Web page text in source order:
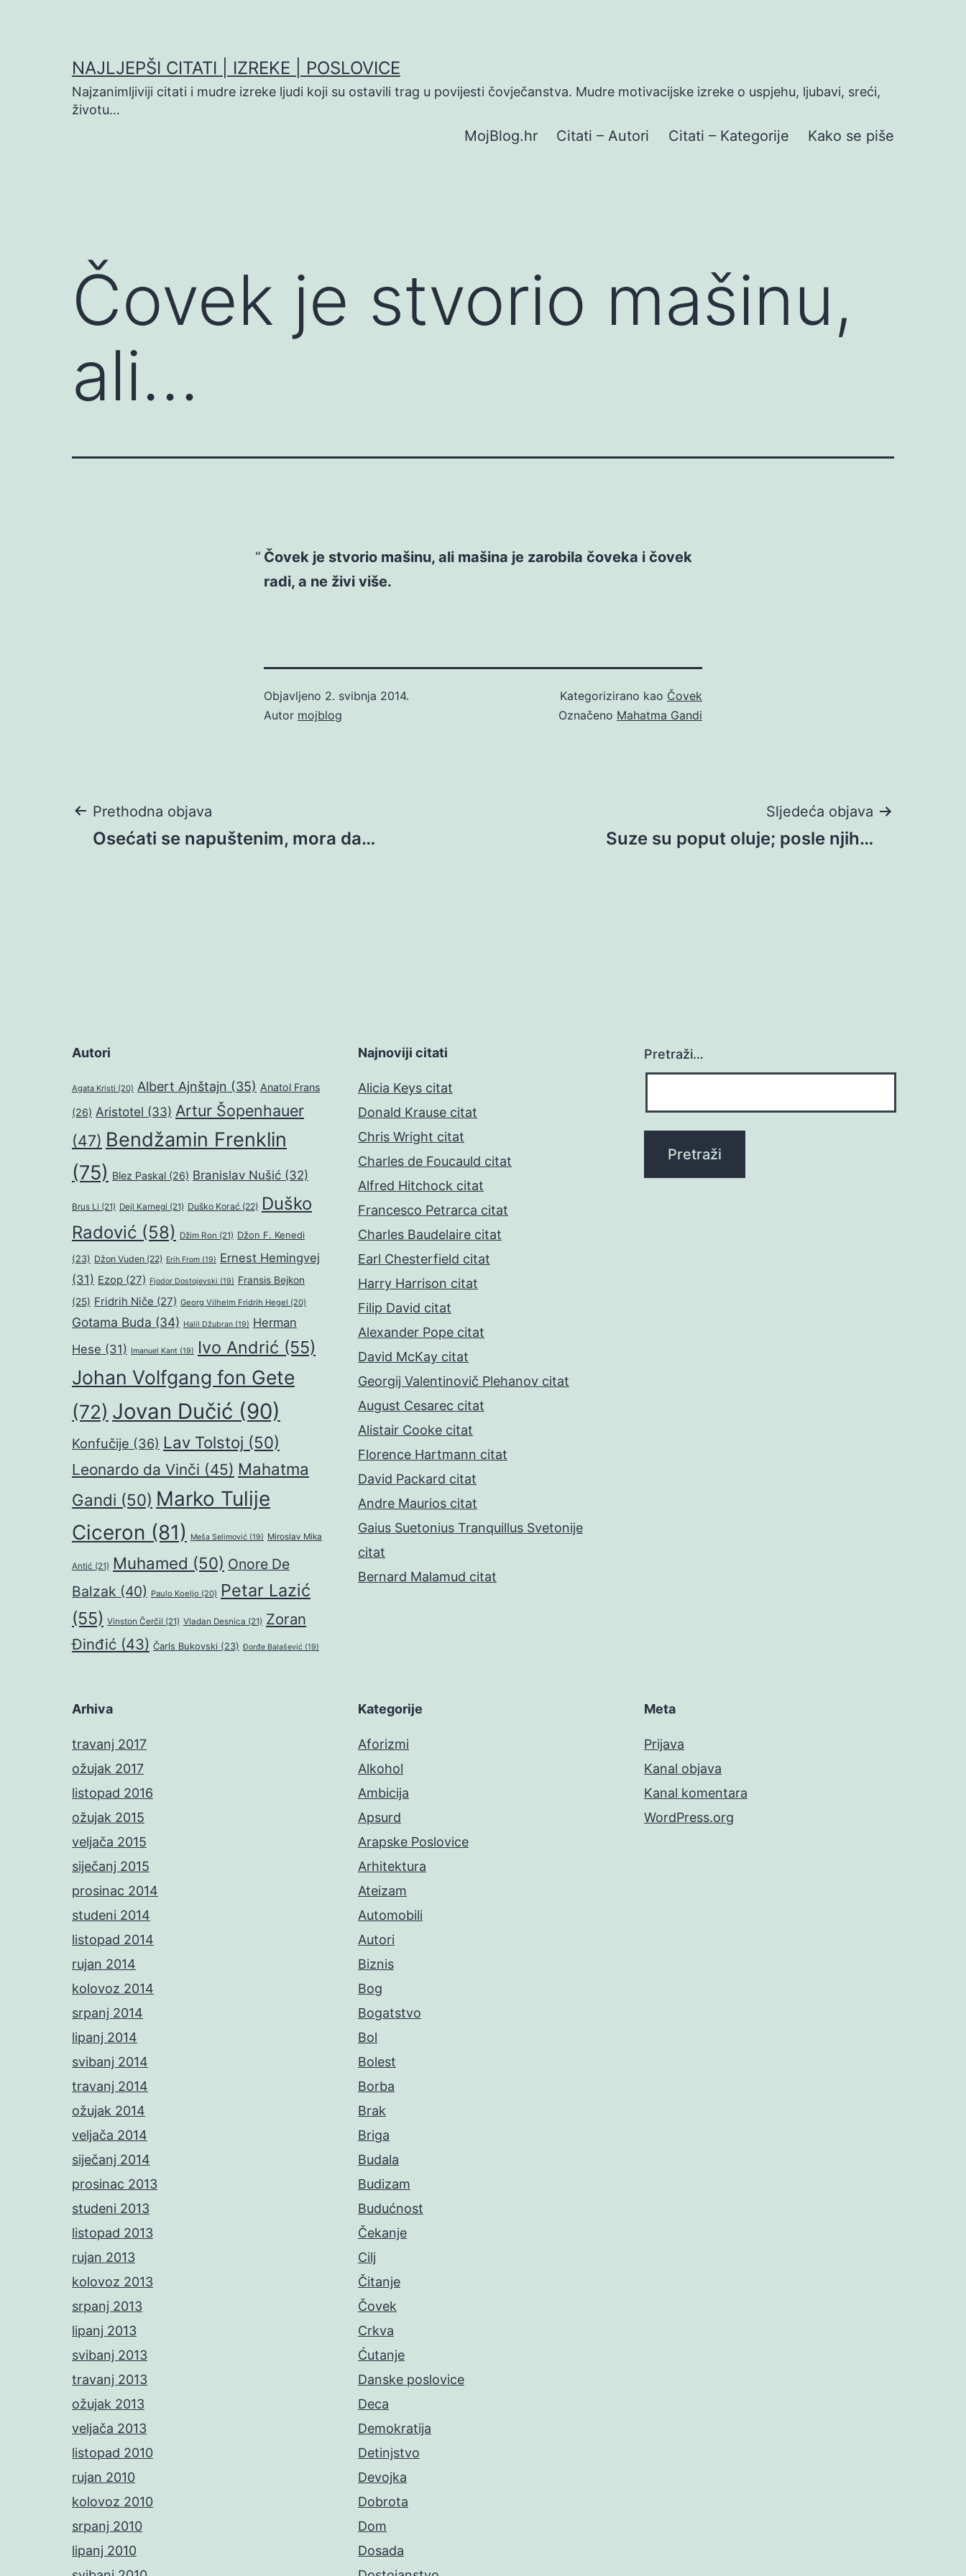
NAJLJEPŠI CITATI | IZREKE | POSLOVICE
Najzanimljiviji citati i mudre izreke ljudi koji su ostavili trag u povijesti čovječanstva. Mudre motivacijske izreke o uspjehu, ljubavi, sreći,
životu…
MojBlog.hr Citati – Autori Citati – Kategorije Kako se piše
Čovek je stvorio mašinu,
ali…
Čovek je stvorio mašinu, ali mašina je zarobila čoveka i čovek
radi, a ne živi više.
Objavljeno 2. svibnja 2014.
Autor mojblog
Kategorizirano kao Čovek
Označeno Mahatma Gandi
Navigacija
Prethodna objava
Osećati se napuštenim, mora da…
Sljedeća objava
Suze su poput oluje; posle njih…
Autori
Agata Kristi (20) Albert Ajnštajn (35) Anatol Frans
(26) Aristotel (33) Artur Šopenhauer
(47) Bendžamin Frenklin
(75) Blez Paskal (26) Branislav Nušić (32)
Brus Li (21) Dejl Karnegi (21) Duško Korać (22) Duško
Radović (58) Džim Ron (21) Džon F. Kenedi
(23) Džon Vuden (22) Erih From (19) Ernest Hemingvej
(31) Ezop (27) Fjodor Dostojevski (19) Fransis Bejkon
(25) Fridrih Niče (27) Georg Vilhelm Fridrih Hegel (20)
Gotama Buda (34) Halil Džubran (19) Herman
Hese (31) Imanuel Kant (19) Ivo Andrić (55)
Johan Volfgang fon Gete
(72) Jovan Dučić (90)
Konfučije (36) Lav Tolstoj (50)
Leonardo da Vinči (45) Mahatma
Gandi (50) Marko Tulije
Ciceron (81) Meša Selimović (19) Miroslav Mika
Antić (21) Muhamed (50) Onore De
Balzak (40) Paulo Koeljo (20) Petar Lazić
(55) Vinston Čerčil (21) Vladan Desnica (21) Zoran
Đinđić (43) Čarls Bukovski (23) Đorđe Balašević (19)
Najnoviji citati
Alicia Keys citat
Donald Krause citat
Chris Wright citat
Charles de Foucauld citat
Alfred Hitchock citat
Francesco Petrarca citat
Charles Baudelaire citat
Earl Chesterfield citat
Harry Harrison citat
Filip David citat
Alexander Pope citat
David McKay citat
Georgij Valentinovič Plehanov citat
August Cesarec citat
Alistair Cooke citat
Florence Hartmann citat
David Packard citat
Andre Maurios citat
Gaius Suetonius Tranquillus Svetonije
citat
Bernard Malamud citat
Pretraži…
Arhiva
travanj 2017
ožujak 2017
listopad 2016
ožujak 2015
veljača 2015
siječanj 2015
prosinac 2014
studeni 2014
listopad 2014
rujan 2014
kolovoz 2014
srpanj 2014
lipanj 2014
svibanj 2014
travanj 2014
ožujak 2014
veljača 2014
siječanj 2014
prosinac 2013
studeni 2013
listopad 2013
rujan 2013
kolovoz 2013
srpanj 2013
lipanj 2013
svibanj 2013
travanj 2013
ožujak 2013
veljača 2013
listopad 2010
rujan 2010
kolovoz 2010
srpanj 2010
lipanj 2010
Kategorije
Aforizmi
Alkohol
Ambicija
Apsurd
Arapske Poslovice
Arhitektura
Ateizam
Automobili
Autori
Biznis
Bog
Bogatstvo
Bol
Bolest
Borba
Brak
Briga
Budala
Budizam
Budućnost
Čekanje
Cilj
Čitanje
Čovek
Crkva
Ćutanje
Danske poslovice
Deca
Demokratija
Detinjstvo
Devojka
Dobrota
Dom
Dosada
Meta
Prijava
Kanal objava
Kanal komentara
WordPress.org